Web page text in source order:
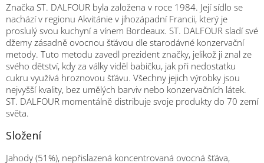
Značka ST. DALFOUR byla založena v roce 1984. Její sídlo se
nachází v regionu Akvitánie v jihozápadní Francii, který je
proslulý svou kuchyní a vínem Bordeaux. ST. DALFOUR sladí své
džemy zásadně ovocnou šťávou dle starodávné konzervační
metody. Tuto metodu zavedl prezident značky, jelikož ji znal ze
svého dětství, kdy za války viděl babičku, jak při nedostatku
cukru využívá hroznovou šťávu. Všechny jejich výrobky jsou
nejvyšší kvality, bez umělých barviv nebo konzervačních látek.
ST. DALFOUR momentálně distribuje svoje produkty do 70 zemí
světa.
Složení
Jahody (51%), nepřislazená koncentrovaná ovocná šťáva,